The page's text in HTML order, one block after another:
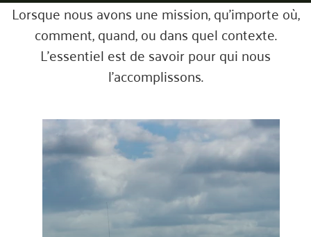
Lorsque nous avons une mission, qu'importe où,
comment, quand, ou dans quel contexte.
L'essentiel est de savoir pour qui nous
l'accomplissons.